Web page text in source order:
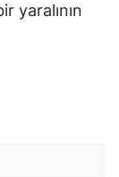
yaralının